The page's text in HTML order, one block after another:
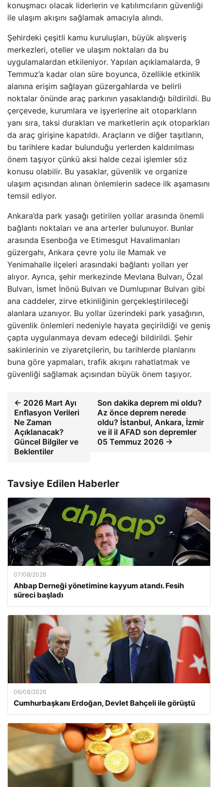
konuşmacı olacak liderlerin ve katılımcıların güvenliği
ile ulaşım akışını sağlamak amacıyla alındı.
Şehirdeki çeşitli kamu kuruluşları, büyük alışveriş
merkezleri, oteller ve ulaşım noktaları da bu
uygulamalardan etkileniyor. Yapılan açıklamalarda, 9
Temmuz’a kadar olan süre boyunca, özellikle etkinlik
alanına erişim sağlayan güzergahlarda ve belirli
noktalar önünde araç parkının yasaklandığı bildirildi. Bu
çerçevede, kurumlara ve işyerlerine ait otoparkların
yanı sıra, taksi durakları ve marketlerin açık otoparkları
da araç girişine kapatıldı. Araçların ve diğer taşıtların,
bu tarihlere kadar bulunduğu yerlerden kaldırılması
önem taşıyor çünkü aksi halde cezai işlemler söz
konusu olabilir. Bu yasaklar, güvenlik ve organize
ulaşım açısından alınan önlemlerin sadece ilk aşamasını
temsil ediyor.
Ankara’da park yasağı getirilen yollar arasında önemli
bağlantı noktaları ve ana arterler bulunuyor. Bunlar
arasında Esenboğa ve Etimesgut Havalimanları
güzergahı, Ankara çevre yolu ile Mamak ve
Yenimahalle ilçeleri arasındaki bağlantı yolları yer
alıyor. Ayrıca, şehir merkezinde Mevlana Bulvarı, Özal
Bulvarı, İsmet İnönü Bulvarı ve Dumlupınar Bulvarı gibi
ana caddeler, zirve etkinliğinin gerçekleştirileceği
alanlara uzanıyor. Bu yollar üzerindeki park yasağının,
güvenlik önlemleri nedeniyle hayata geçirildiği ve geniş
çapta uygulanmaya devam edeceği bildirildi. Şehir
sakinlerinin ve ziyaretçilerin, bu tarihlerde planlarını
buna göre yapmaları, trafik akışını rahatlatmak ve
güvenliği sağlamak açısından büyük önem taşıyor.
← 2026 Mart Ayı
Enflasyon Verileri
Ne Zaman
Açıklanacak?
Güncel Bilgiler ve
Beklentiler
Son dakika deprem mi oldu?
Az önce deprem nerede
oldu? İstanbul, Ankara, İzmir
ve il il AFAD son depremler
05 Temmuz 2026 →
Tavsiye Edilen Haberler
07/08/2026
Ahbap Derneği yönetimine kayyum atandı. Fesih
süreci başladı
06/08/2026
Cumhurbaşkanı Erdoğan, Devlet Bahçeli ile görüştü